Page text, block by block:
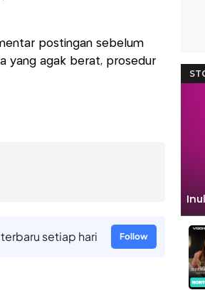
postingan sebelum
yang agak berat, prosedur
setiap hari Follow